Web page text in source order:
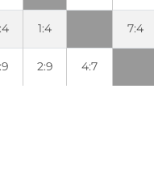
1:4 7:4
2:9 4:7